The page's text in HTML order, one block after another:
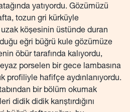
yatıyordu. Gözümüzü
tozun gri kürküyle
köşesinin üstünde duran
eğri büğrü kule gözümüze
öbür tarafında kalıyordu,
porselen bir gece lambasına
profiliyle hafifçe aydınlanıyordu.
bir bölüm okumak
didik didik karıştırdığını